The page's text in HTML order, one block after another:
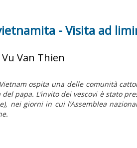
- Visita ad
Van Thien
ospita una delle comunità
papa. L’invito dei vescovi è stato
nei giorni in cui l’Assemblea